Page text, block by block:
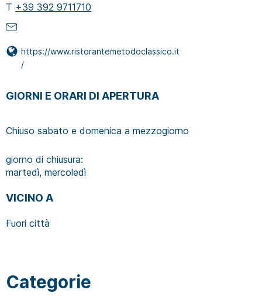
Categorie
T +39 392 9711710
https://www.ristorantemetodoclassico.it
/
GIORNI E ORARI DI APERTURA
Chiuso sabato e domenica a mezzogiorno
giorno di chiusura:
martedì, mercoledì
VICINO A
Fuori città